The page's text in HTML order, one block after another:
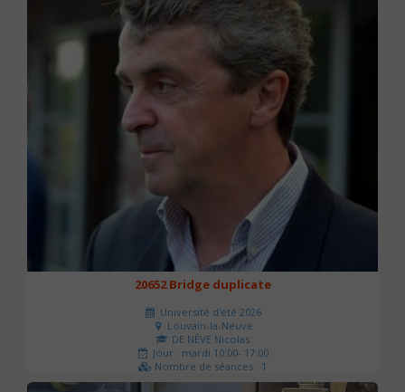
20652 Bridge duplicate
Université d'été 2026
Louvain-la-Neuve
DE NÈVE Nicolas
Jour : mardi 10:00- 17:00
Nombre de séances : 1
50 €